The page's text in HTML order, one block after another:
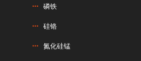
磷铁
硅铬
氮化硅锰